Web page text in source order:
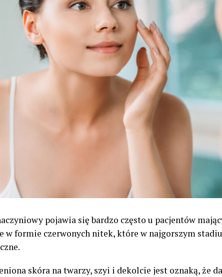
pojawia się bardzo często u pacjentów
w formie czerwonych nitek, które w najgorszym
skóra na twarzy, szyi i dekolcie jest oznaką, że